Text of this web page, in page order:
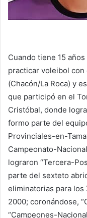
Cuando tiene 15
practicar voleibol
(Chacón/La Roca) y
que participó en el
Cristóbal, donde
formo parte del
Provinciales-en-
Campeonato-
lograron “Tercera-
parte del sexteto
eliminatorias para los
2000; coronándose,
“Campeones-